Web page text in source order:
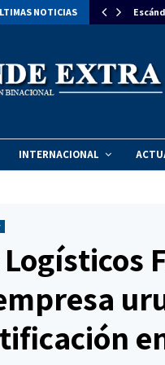
NOTICIAS El
INTERNACIONAL